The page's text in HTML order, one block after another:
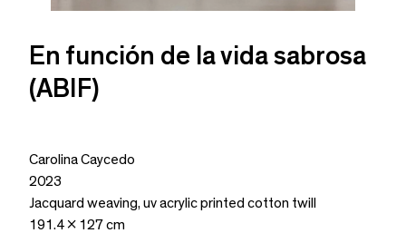
En función de la vida sabrosa
(ABIF)
Carolina Caycedo
2023
Jacquard weaving, uv acrylic printed cotton twill
191.4 x 127 cm